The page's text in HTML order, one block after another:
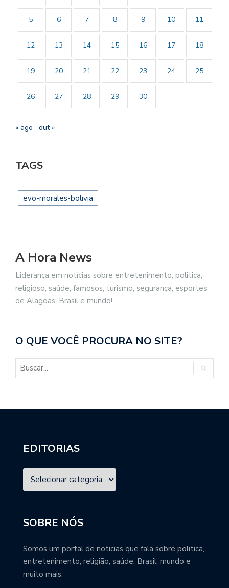
5 6 7 8 9 10 11
12 13 14 15 16 17 18
19 20 21 22 23 24 25
26 27 28 29 30
« ago out »
TAGS
evo-morales-bolivia
A Hora News
Liderança em notícias sobre entretenimento, politica,
religioso, saúde, famosos, turismo, segurança, esportes
de Alagoas, Brasil e mundo!
O QUE VOCÊ PROCURA NO SITE?
EDITORIAS
SOBRE NÓS
Somos um portal de noticias que fala sobre politica,
entretenimento, religião, saúde, Brasil, mundo e
muito mais.